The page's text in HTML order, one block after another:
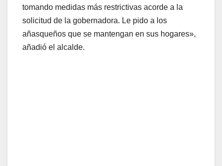
tomando medidas más restrictivas acorde a la
solicitud de la gobernadora. Le pido a los
añasqueños que se mantengan en sus hogares»,
añadió el alcalde.